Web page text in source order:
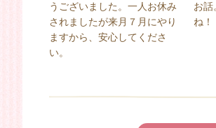
うございました。一人お休み
されましたが来月７月にやり
ますから、安心してくださ
い。
お話
ね！